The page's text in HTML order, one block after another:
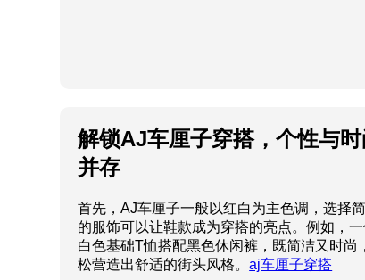
解锁AJ车厘子穿搭，个性与时
并存
首先，AJ车厘子一般以红白为主色调，选择
的服饰可以让鞋款成为穿搭的亮点。例如，
白色基础T恤搭配黑色休闲裤，既简洁又时尚
松营造出舒适的街头风格。aj车厘子穿搭